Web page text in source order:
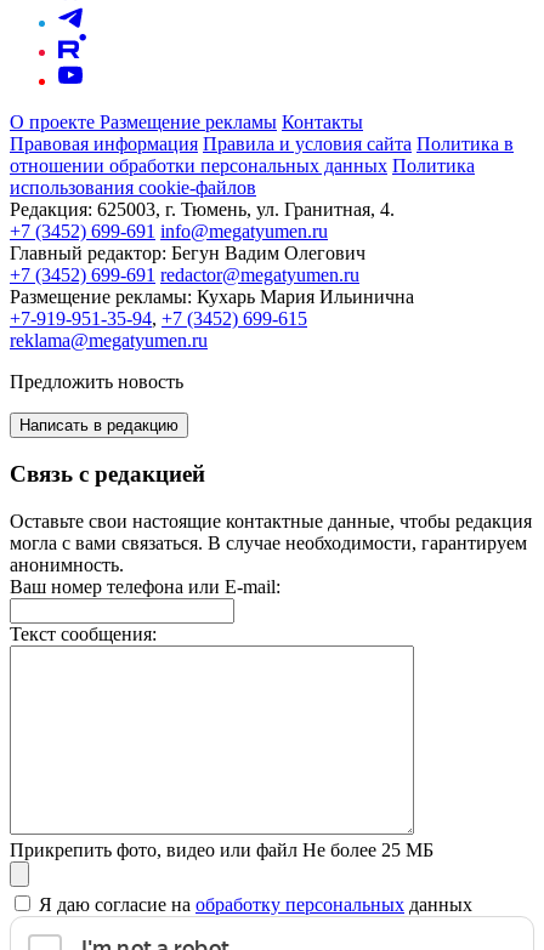
О проекте Размещение рекламы Контакты
Правовая информация Правила и условия сайта Политика в
отношении обработки персональных данных Политика
использования cookie-файлов
Редакция: 625003, г. Тюмень, ул. Гранитная, 4.
+7 (3452) 699-691 info@megatyumen.ru
Главный редактор: Бегун Вадим Олегович
+7 (3452) 699-691 redactor@megatyumen.ru
Размещение рекламы: Кухарь Мария Ильинична
+7-919-951-35-94, +7 (3452) 699-615
reklama@megatyumen.ru
Предложить новость
Написать в редакцию
Связь с редакцией
Оставьте свои настоящие контактные данные, чтобы редакция
могла с вами связаться. В случае необходимости, гарантируем
анонимность.
Ваш номер телефона или E-mail:
Текст сообщения:
Прикрепить фото, видео или файл Не более 25 МБ
Я даю согласие на обработку персональных данных